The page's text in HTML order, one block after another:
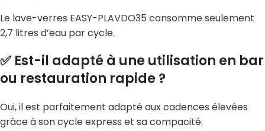
Le lave-verres EASY-PLAVDO35 consomme seulement
2,7 litres d’eau par cycle.
✅ Est-il adapté à une utilisation en bar
ou restauration rapide ?
Oui, il est parfaitement adapté aux cadences élevées
grâce à son cycle express et sa compacité.